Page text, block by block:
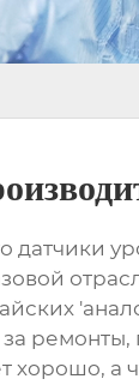
датчики
за
хорошо,